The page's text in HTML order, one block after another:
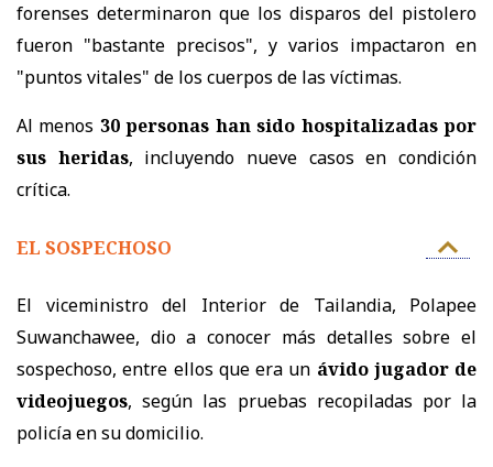
forenses determinaron que los disparos del pistolero
fueron "bastante precisos", y varios impactaron en
"puntos vitales" de los cuerpos de las víctimas.
Al menos 30 personas han sido hospitalizadas por
sus heridas, incluyendo nueve casos en condición
crítica.
EL SOSPECHOSO
El viceministro del Interior de Tailandia, Polapee
Suwanchawee, dio a conocer más detalles sobre el
sospechoso, entre ellos que era un ávido jugador de
videojuegos, según las pruebas recopiladas por la
policía en su domicilio.